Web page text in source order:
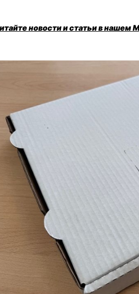
новости и статьи в нашем